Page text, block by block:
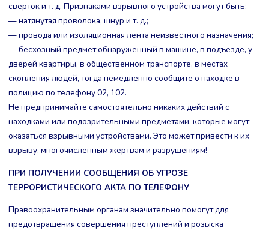
сверток и т. д. Признаками взрывного устройства могут быть:
— натянутая проволока, шнур и т. д.;
— провода или изоляционная лента неизвестного назначения;
— бесхозный предмет обнаруженный в машине, в подъезде, у
дверей квартиры, в общественном транспорте, в местах
скопления людей, тогда немедленно сообщите о находке в
полицию по телефону 02, 102.
Не предпринимайте самостоятельно никаких действий с
находками или подозрительными предметами, которые могут
оказаться взрывными устройствами. Это может привести к их
взрыву, многочисленным жертвам и разрушениям!
ПРИ ПОЛУЧЕНИИ СООБЩЕНИЯ ОБ УГРОЗЕ
ТЕРРОРИСТИЧЕСКОГО АКТА ПО ТЕЛЕФОНУ
Правоохранительным органам значительно помогут для
предотвращения совершения преступлений и розыска